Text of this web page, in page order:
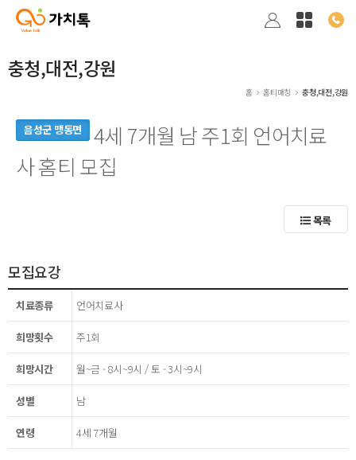
충청,대전,강원
홈 홈티매칭 충청,대전,강원
음성군 맹동면
4세 7개월 남 주1회 언어치료
사 홈티 모집
목록
모집요강
치료종류 언어치료사
희망횟수 주1회
희망시간 월~금 - 8시~9시 / 토 - 3시~9시
성별 남
연령 4세 7개월